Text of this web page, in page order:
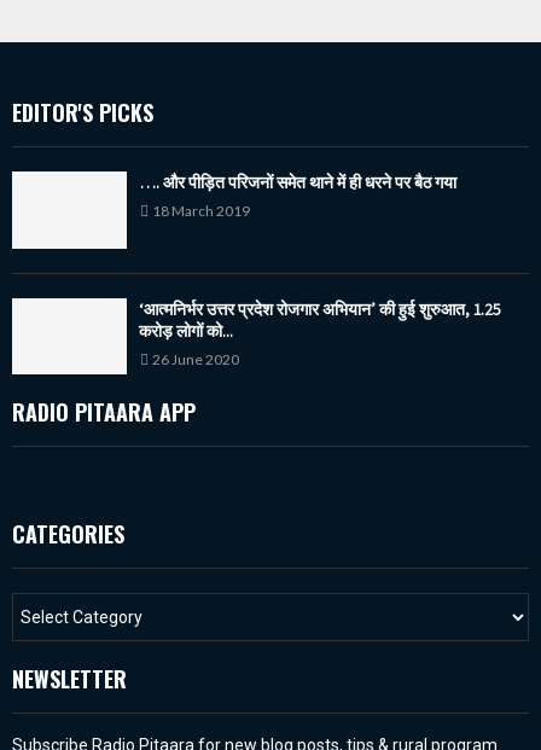
EDITOR'S PICKS
…. और पीड़ित परिजनों समेत थाने में ही धरने पर बैठ गया
18 March 2019
‘आत्मनिर्भर उत्तर प्रदेश रोजगार अभियान’ की हुई शुरुआत, 1.25
करोड़ लोगों को...
26 June 2020
RADIO PITAARA APP
CATEGORIES
NEWSLETTER
Subscribe Radio Pitaara for new blog posts, tips & rural program.